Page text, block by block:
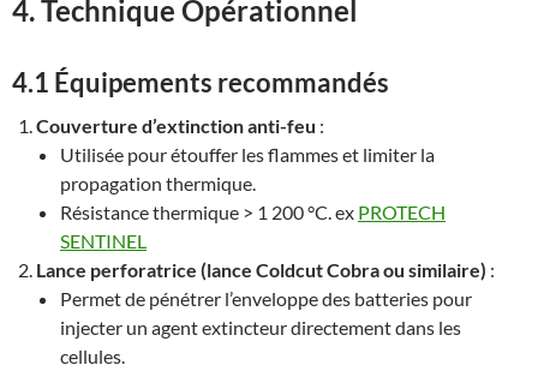
4. Technique Opérationnel
4.1 Équipements recommandés
Couverture d’extinction anti-feu :
Utilisée pour étouffer les flammes et limiter la
propagation thermique.
Résistance thermique > 1 200 °C. ex PROTECH
SENTINEL
Lance perforatrice (lance Coldcut Cobra ou similaire) :
Permet de pénétrer l’enveloppe des batteries pour
injecter un agent extincteur directement dans les
cellules.